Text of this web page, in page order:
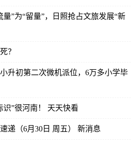
量”为“留量”，日照抢占文旅发展“新
？
升初第二次微机派位，6万多小学毕
识”很河南！ 天天快看
递（6月30日 周五） 新消息